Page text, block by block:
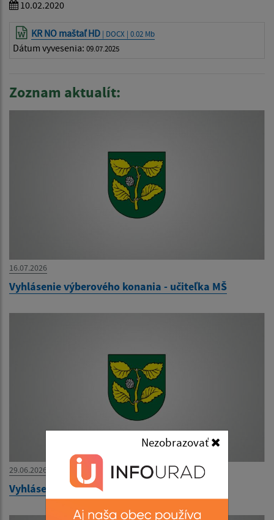
Nezobrazovať
10.02.2020
KR NO maštaľ HD | DOCX | 0.02 Mb
Dátum vyvesenia: 09.07.2025
Zoznam aktualít:
16.07.2026
Vyhlásenie výberového konania - učiteľka MŠ
29.06.2026
Vyhlásenie výberového konania - učiteľ AJ